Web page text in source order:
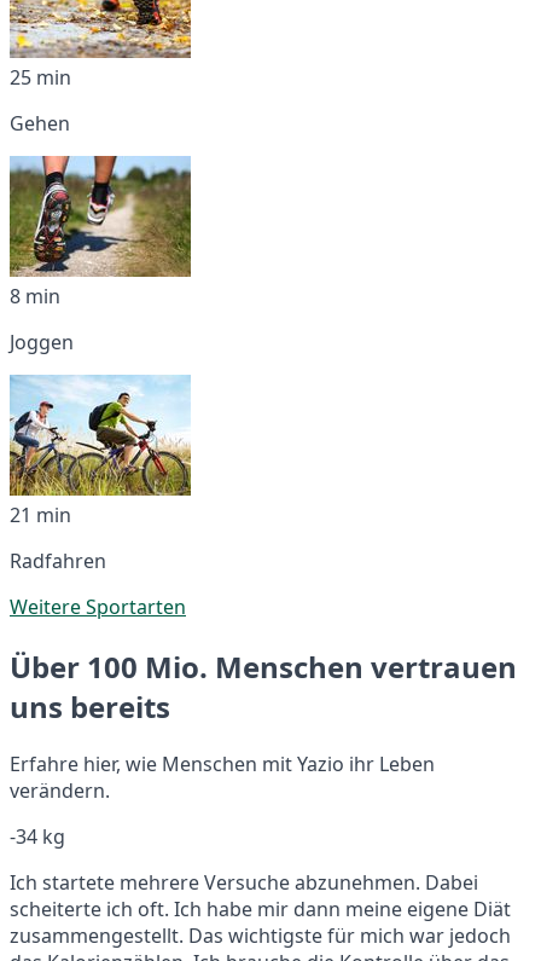
25 min
Gehen
8 min
Joggen
21 min
Radfahren
Weitere Sportarten
Über 100 Mio. Menschen vertrauen
uns bereits
Erfahre hier, wie Menschen mit Yazio ihr Leben
verändern.
-34 kg
Ich startete mehrere Versuche abzunehmen. Dabei
scheiterte ich oft. Ich habe mir dann meine eigene Diät
zusammengestellt. Das wichtigste für mich war jedoch